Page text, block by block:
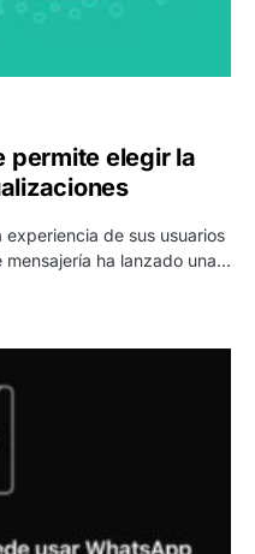
permite elegir la
de sus usuarios
ha lanzado una…